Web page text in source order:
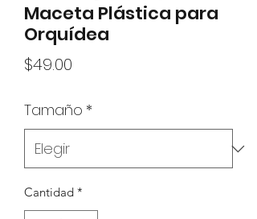
Maceta Plástica para
Orquídea
$49.00
Tamaño *
Cantidad *